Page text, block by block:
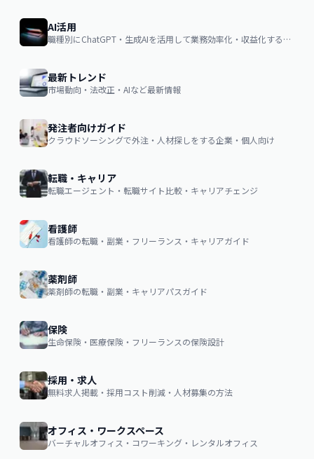
AI活用
職種別にChatGPT・生成AIを活用して業務効率化・収益化するノウハウ
最新トレンド
市場動向・法改正・AIなど最新情報
発注者向けガイド
クラウドソーシングで外注・人材探しをする企業・個人向け
転職・キャリア
転職エージェント・転職サイト比較・キャリアチェンジ
看護師
看護師の転職・副業・フリーランス・キャリアガイド
薬剤師
薬剤師の転職・副業・キャリアパスガイド
保険
生命保険・医療保険・フリーランスの保険設計
採用・求人
無料求人掲載・採用コスト削減・人材募集の方法
オフィス・ワークスペース
バーチャルオフィス・コワーキング・レンタルオフィス